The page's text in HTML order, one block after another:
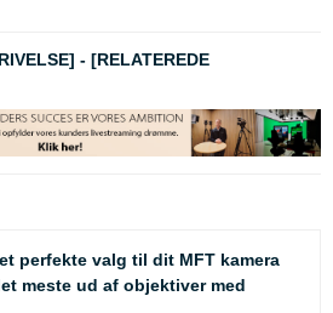
- [RELATEREDE
perfekte valg til dit MFT kamera
meste ud af objektiver med